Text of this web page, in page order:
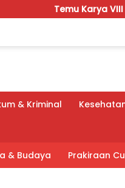
Temu Karya VIII Karang
& Kriminal
& Budaya Prakiraan